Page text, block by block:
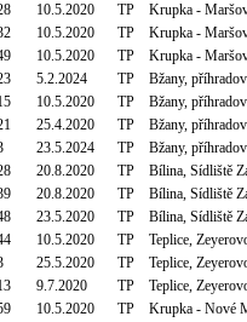
10.5.2020 TP
Krupka -
10.5.2020 TP
Krupka -
10.5.2020 TP
Krupka -
5.2.2024 TP
Bžany,
10.5.2020 TP
Bžany,
25.4.2020 TP
Bžany,
23.5.2024 TP
Bžany,
20.8.2020 TP
Bílina, Sídliště
20.8.2020 TP
Bílina, Sídliště
23.5.2020 TP
Bílina, Sídliště
10.5.2020 TP
Teplice,
25.5.2020 TP
Teplice,
9.7.2020 TP
Teplice,
10.5.2020 TP
Krupka - Nové